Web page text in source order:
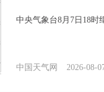
中央气象台8月7日18时
中国天气网 2026-08-